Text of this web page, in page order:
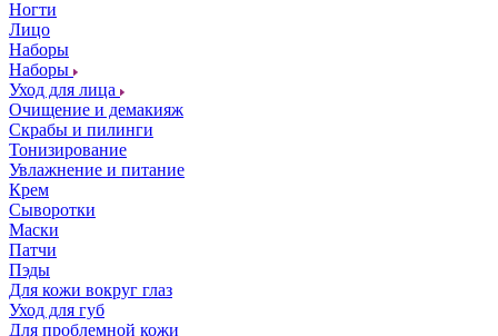
Ногти
Лицо
Наборы
Наборы
Уход для лица
Очищение и демакияж
Скрабы и пилинги
Тонизирование
Увлажнение и питание
Крем
Сыворотки
Маски
Патчи
Пэды
Для кожи вокруг глаз
Уход для губ
Для проблемной кожи